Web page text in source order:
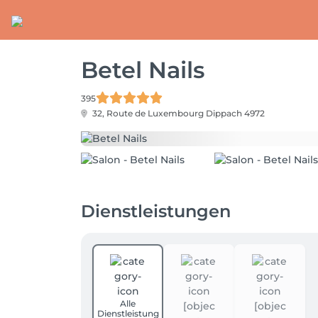
Betel Nails
395
32, Route de Luxembourg Dippach 4972
Dienstleistungen
Alle
Dienstleistung